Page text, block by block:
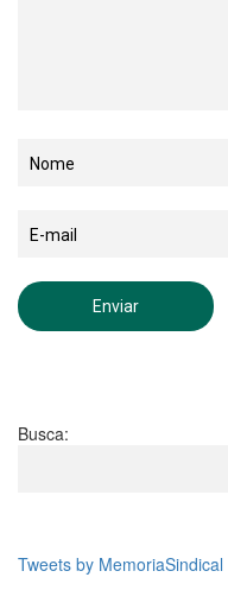
Busca:
Tweets by MemoriaSindical